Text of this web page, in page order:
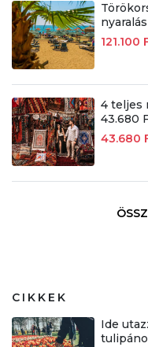
121.100
4 teljes
43.680
43.680
CIKKEK
Ide